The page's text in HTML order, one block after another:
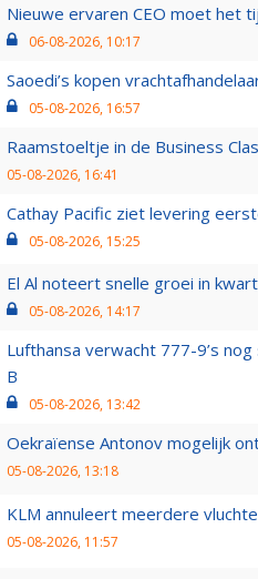
Nieuwe ervaren CEO moet het
06-08-2026, 10:17
Saoedi’s kopen
05-08-2026, 16:57
Raamstoeltje in de Business
05-08-2026, 16:41
Cathay Pacific ziet levering
05-08-2026, 15:25
El Al noteert snelle groei in
05-08-2026, 14:17
Lufthansa verwacht 777-9’s
B
05-08-2026, 13:42
Oekraïense Antonov mogelijk
05-08-2026, 13:18
KLM annuleert meerdere
05-08-2026, 11:57